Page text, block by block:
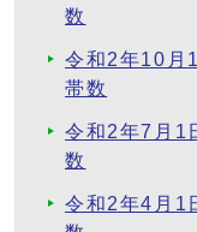
数
令和2年10月
帯数
令和2年7月1
数
令和2年4月1